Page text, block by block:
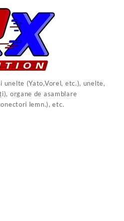
(Yato,Vorel, etc.), unelte,
organe de asamblare
lemn.), etc.